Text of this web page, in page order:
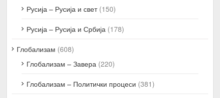
Русија – Русија и свет(150)
Русија – Русија и Србија (178)
Глобализам (608)
Глобализам – Завера (220)
Глобализам – Политички процеси (381)